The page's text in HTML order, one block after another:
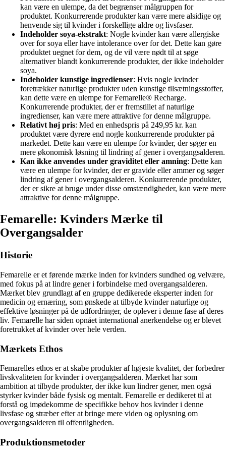
kan være en ulempe, da det begrænser målgruppen for
produktet. Konkurrerende produkter kan være mere alsidige og
henvende sig til kvinder i forskellige aldre og livsfaser.
Indeholder soya-ekstrakt: Nogle kvinder kan være allergiske
over for soya eller have intolerance over for det. Dette kan gøre
produktet uegnet for dem, og de vil være nødt til at søge
alternativer blandt konkurrerende produkter, der ikke indeholder
soya.
Indeholder kunstige ingredienser: Hvis nogle kvinder
foretrækker naturlige produkter uden kunstige tilsætningsstoffer,
kan dette være en ulempe for Femarelle® Recharge.
Konkurrerende produkter, der er fremstillet af naturlige
ingredienser, kan være mere attraktive for denne målgruppe.
Relativt høj pris: Med en enhedspris på 249,95 kr. kan
produktet være dyrere end nogle konkurrerende produkter på
markedet. Dette kan være en ulempe for kvinder, der søger en
mere økonomisk løsning til lindring af gener i overgangsalderen.
Kan ikke anvendes under graviditet eller amning: Dette kan
være en ulempe for kvinder, der er gravide eller ammer og søger
lindring af gener i overgangsalderen. Konkurrerende produkter,
der er sikre at bruge under disse omstændigheder, kan være mere
attraktive for denne målgruppe.
Femarelle: Kvinders Mærke til
Overgangsalder
Historie
Femarelle er et førende mærke inden for kvinders sundhed og velvære,
med fokus på at lindre gener i forbindelse med overgangsalderen.
Mærket blev grundlagt af en gruppe dedikerede eksperter inden for
medicin og ernæring, som ønskede at tilbyde kvinder naturlige og
effektive løsninger på de udfordringer, de oplever i denne fase af deres
liv. Femarelle har siden opnået international anerkendelse og er blevet
foretrukket af kvinder over hele verden.
Mærkets Ethos
Femarelles ethos er at skabe produkter af højeste kvalitet, der forbedrer
livskvaliteten for kvinder i overgangsalderen. Mærket har som
ambition at tilbyde produkter, der ikke kun lindrer gener, men også
styrker kvinder både fysisk og mentalt. Femarelle er dedikeret til at
forstå og imødekomme de specifikke behov hos kvinder i denne
livsfase og stræber efter at bringe mere viden og oplysning om
overgangsalderen til offentligheden.
Produktionsmetoder